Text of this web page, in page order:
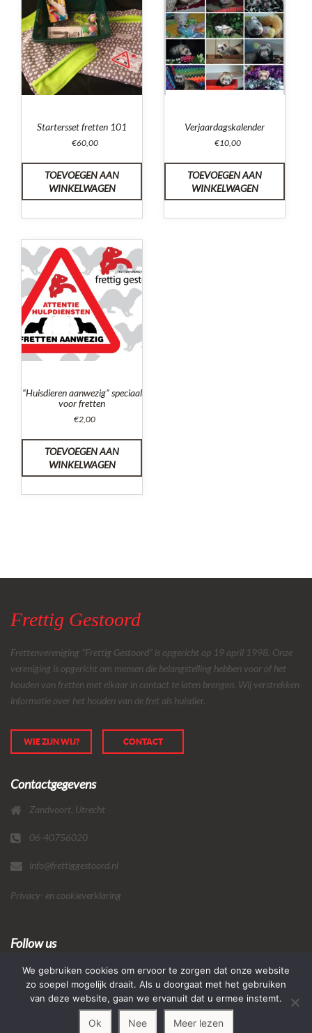
Startersset fretten 101
€60,00
TOEVOEGEN AAN
WINKELWAGEN
Verjaardagskalender
€10,00
TOEVOEGEN AAN
WINKELWAGEN
“Huisdieren aanwezig” speciaal
voor fretten
€2,00
TOEVOEGEN AAN
WINKELWAGEN
Frettig Gestoord
Frettenvereniging “Frettig Gestoord” is opgericht op 19 april 1998. Onze
vereniging is opgericht om mensen die belangstelling hebben voor of het
houden van fretten met elkaar in contact te laten brengen. Wij verstrekken
informatie over het houden van de fret als huisdier.
WIE ZIJN WIJ? CONTACT
Contactgegevens
Zandvoort, Utrecht
06-40756020
info@frettiggestoord.nl
Privacy- en cookieverklaring
Follow us
© Copyright 2019, Frettig Gestoord, Made by
We gebruiken cookies om ervoor te zorgen dat onze website
zo soepel mogelijk draait. Als u doorgaat met het gebruiken
van deze website, gaan we ervanuit dat u ermee instemt.
Ok Nee Meer lezen